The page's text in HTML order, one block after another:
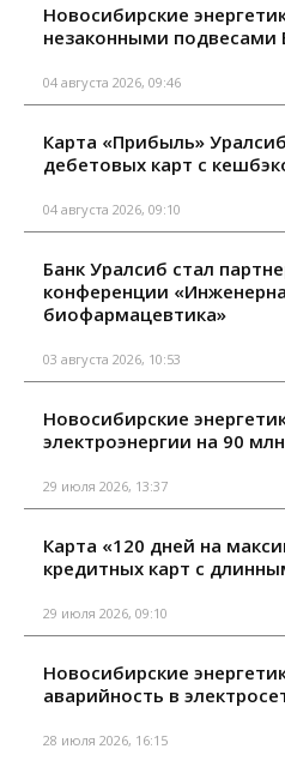
Новосибирские
незаконными подвесами
04 августа 2026, 09:46
Карта «Прибыль»
дебетовых карт с
04 августа 2026, 09:10
Банк Уралсиб стал
конференции
биофармацевтика»
03 августа 2026, 10:53
Новосибирские
электроэнергии на 90
29 июля 2026, 13:37
Карта «120 дней на
кредитных карт с
29 июля 2026, 09:10
Новосибирские
аварийность в
28 июля 2026, 16:15